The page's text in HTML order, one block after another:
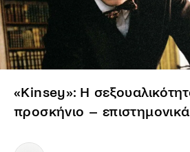
«Kinsey»: Η
προσκήνιο –